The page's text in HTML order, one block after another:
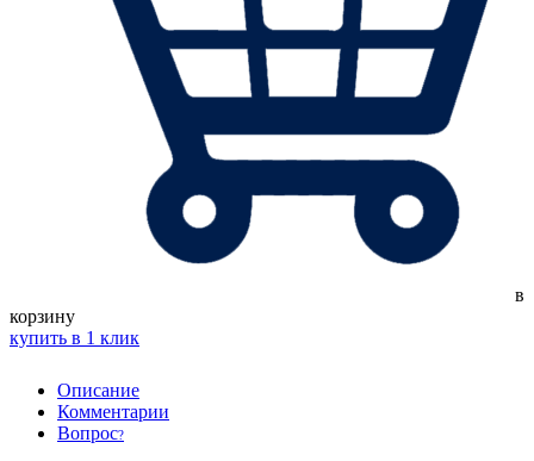
в
корзину
купить в 1 клик
Описание
Комментарии
Вопрос?